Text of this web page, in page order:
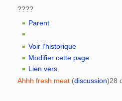
????
Parent
Voir l’historique
Modifier cette page
Lien vers
Ahhh fresh meat (discussion)28